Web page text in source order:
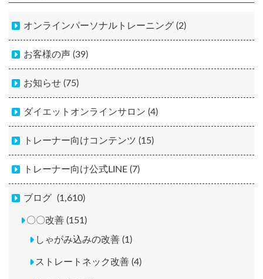
オンラインパーソナルトレーニング (2)
お客様の声 (39)
お知らせ (75)
ダイエットオンラインサロン (4)
トレーナー向けコンテンツ (15)
トレーナー向け公式LINE (7)
ブログ (1,610)
〇〇改善 (151)
しゃがみ込みの改善 (1)
ストレートネック改善 (4)